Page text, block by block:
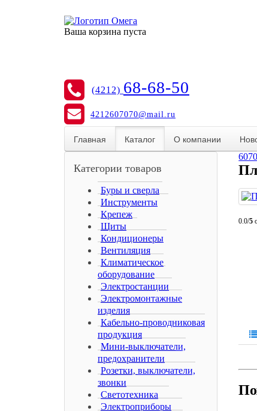
Ваша корзина пуста
(4212) 68-68-50
4212607070@mail.ru
Главная Каталог О компании
0.0/5
Категории товаров
Буры и сверла
Инструменты
Крепеж
Щиты
Кондиционеры
Вентиляция
Климатическое
оборудование
Электростанции
Электромонтажные
изделия
Кабельно-проводниковая
продукция
Мини-выключатели,
предохранители
Розетки, выключатели,
звонки
Светотехника
Электроприборы